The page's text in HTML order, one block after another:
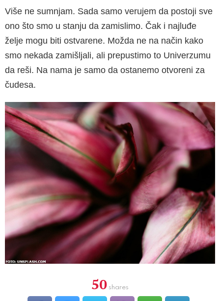
Više ne sumnjam. Sada samo verujem da postoji sve
ono što smo u stanju da zamislimo. Čak i najluđe
želje mogu biti ostvarene. Možda ne na način kako
smo nekada zamišljali, ali prepustimo to Univerzumu
da reši. Na nama je samo da ostanemo otvoreni za
čudesa.
50 shares